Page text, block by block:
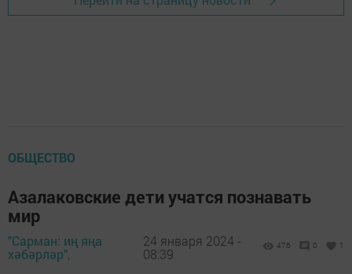
ОБЩЕСТВО
Азалаковские дети учатся познавать
мир
"Сарман: иң яңа
хәбәрләр",
24 января 2024 -
08:39
476 0 1